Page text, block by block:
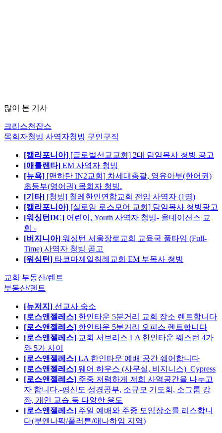
많이 본 기사
크리스천잡스
목회자청빙 사역자청빙 구인구직
[캘리포니아] [글로벌선교교회] 2대 담임목사 청빙 공고
[애틀랜타] EM 사역자 청빙
[뉴욕] [맨하탄 IN2교회] 차세대총괄, 영유아부(한어권)
초등부(영어권) 목회자 청빙.
[기타] [청빙] 칠레한인연합교회 전임 사역자 (1명)
[캘리포니아] [실로암 로스모어 교회] 담임목사 청빙광고
[워싱턴DC] 어린이, Youth 사역자 청빙- 올네이션스 교
회 -
[버지니아] 워싱턴 서울장로교회 교육국 풀타임 (Full-
Time) 사역자 청빙 공고
[워싱턴] 타코마제일침례교회 EM 부목사 청빙
교회 부동산/렌트
부동산/렌트
[뉴저지] 선교사 숙소
[로스앤젤레스] 한인타운 5분거리 교회 장소 렌트합니다
[로스앤젤레스] 한인타운 5분거리 오피스 렌트합니다
[로스앤젤레스] 교회 서브리스 LA 한인타운 웨스턴 4가
와 5가 사이
[로스앤젤레스] LA 한인타운 예배 공간 쉐어합니다
[로스앤젤레스] 웨어 하우스 (사무실, 비지니스)_Cypress
[로스앤젤레스] 주중 저렴하게 저희 사역공간을 나누고
자 합니다.-평신도 성경공부, 소규모 기도회, 소그룹 강
좌, 개인 교습 등 다양한 용도
[로스앤젤레스] 주일 예배와 주중 모임장소를 리스합니
다(부엔나팍/풀러튼/애나하임 지역)